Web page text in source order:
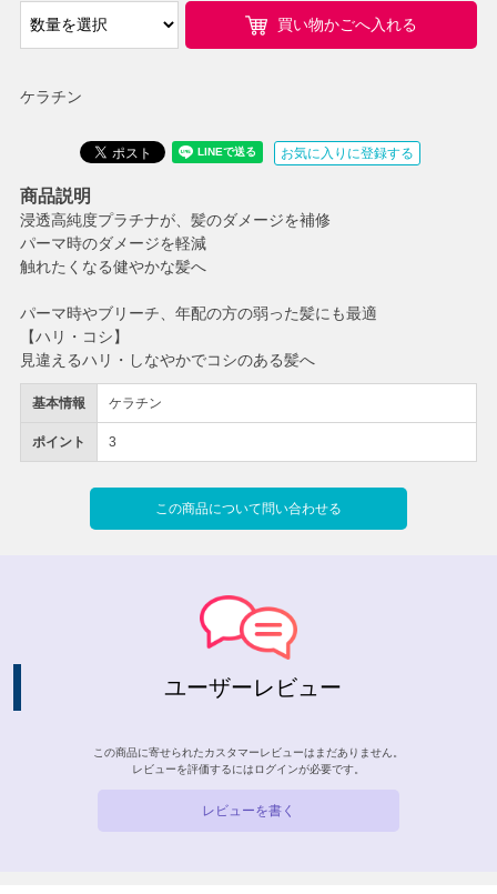
ケラチン
基本情報 ケラチン
ポイント 3
買い物かごへ入れる
お気に入りに登録する
この商品について問い合わせる
商品説明
浸透高純度プラチナが、髪のダメージを補修
パーマ時のダメージを軽減
触れたくなる健やかな髪へ
パーマ時やブリーチ、年配の方の弱った髪にも最適
【ハリ・コシ】
見違えるハリ・しなやかでコシのある髪へ
ユーザーレビュー
この商品に寄せられたカスタマーレビューはまだありません。
レビューを評価するには ログインが必要です。
レビューを書く